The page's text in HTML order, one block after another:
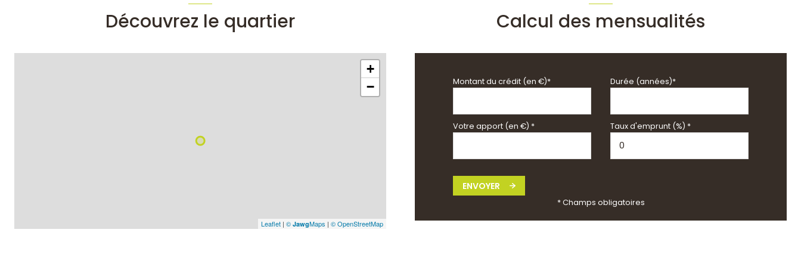
Découvrez le quartier
+
−
Leaflet | © JawgMaps | © OpenStreetMap
Calcul des mensualités
Montant du crédit (en €)* Durée (années)*
Votre apport (en €) * Taux d'emprunt (%) *
ENVOYER
* Champs obligatoires